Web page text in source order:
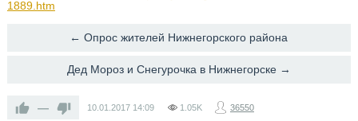
1889.htm
← Опрос жителей Нижнегорского района
Дед Мороз и Снегурочка в Нижнегорске →
— 10.01.2017 14:09 1.05K 36550